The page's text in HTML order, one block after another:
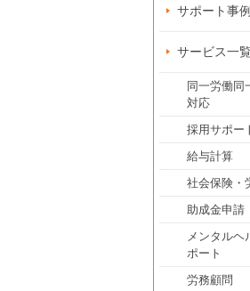
サポート事例
サービス一
同一労働同
対応
採用サポー
給与計算
社会保険・
助成金申請
メンタルヘ
ポート
労務顧問